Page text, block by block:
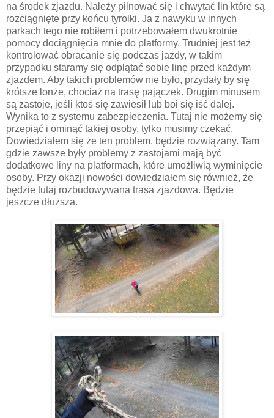
na środek zjazdu. Należy pilnować się i chwytać lin które są
rozciągnięte przy końcu tyrolki. Ja z nawyku w innych
parkach tego nie robiłem i potrzebowałem dwukrotnie
pomocy dociągnięcia mnie do platformy. Trudniej jest też
kontrolować obracanie się podczas jazdy, w takim
przypadku staramy się odplątać sobie linę przed każdym
zjazdem. Aby takich problemów nie było, przydały by się
krótsze lonże, chociaż na trasę pajączek. Drugim minusem
są zastoje, jeśli ktoś się zawiesił lub boi się iść dalej.
Wynika to z systemu zabezpieczenia. Tutaj nie możemy się
przepiąć i ominąć takiej osoby, tylko musimy czekać.
Dowiedziałem się że ten problem, będzie rozwiązany. Tam
gdzie zawsze były problemy z zastojami mają być
dodatkowe liny na platformach, które umożliwią wyminięcie
osoby. Przy okazji nowości dowiedziałem się również, że
będzie tutaj rozbudowywana trasa zjazdowa. Będzie
jeszcze dłuższa.